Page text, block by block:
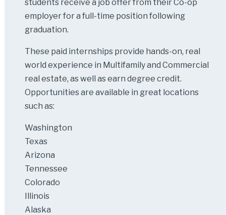
students receive a job offer from their Co-op
employer for a full-time position following
graduation.
These paid internships provide hands-on, real
world experience in Multifamily and Commercial
real estate, as well as earn degree credit.
Opportunities are available in great locations
such as:
Washington
Texas
Arizona
Tennessee
Colorado
Illinois
Alaska